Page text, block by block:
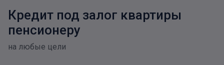
Кредит под залог квартиры
пенсионеру
на любые цели